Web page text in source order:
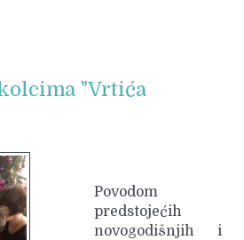
"Vrtića
Povodom
predstojećih
novogodišnjih i